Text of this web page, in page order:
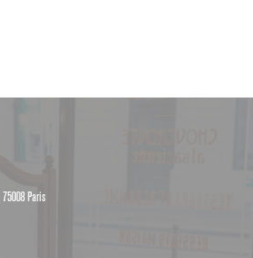
75008 Paris((opens in a new window))